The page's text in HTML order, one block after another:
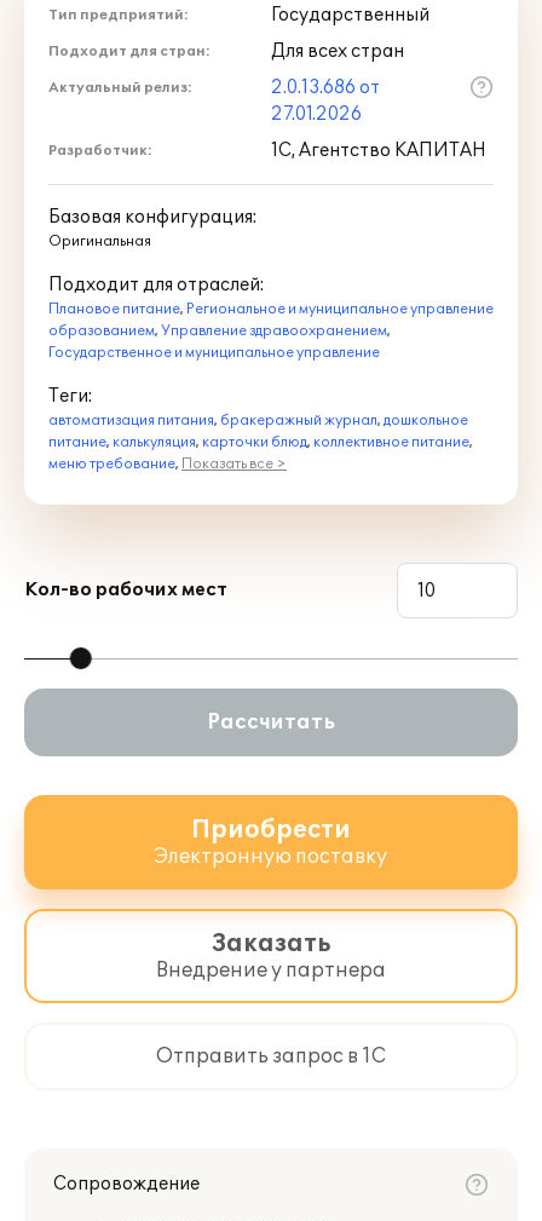
1С:Предприятие 8.3. Руководство
администратора
1С:Предприятие 8.3. Руководство
пользователя
1С:Предприятие 8.3. Руководство
разработчика
Документация по платформе
"1С:Предприятие 8" и конфигурации
доступна пользователям, при наличии
действующего договора
Информационно-технологического
сопровождения (1С:ИТС), на сайте
its.1c.ru
Документация и ее обновления для
продуктов, содержащих конфигурацию
"Плановое питание КОРП ", доступны
при соблюдении условий
сопровождения.
Тип предприятий: Государственный
Подходит для стран: Для всех стран
Актуальный релиз:
2.0.13.686 от
27.01.2026
Разработчик: 1С, Агентство КАПИТАН
Базовая конфигурация:
Оригинальная
Подходит для отраслей:
Плановое питание, Региональное и муниципальное управление
образованием, Управление здравоохранением,
Государственное и муниципальное управление
Теги:
автоматизация питания, бракеражный журнал, дошкольное
питание, калькуляция, карточки блюд, коллективное питание,
меню требование, Показать все >
Кол-во рабочих мест
Рассчитать
Приобрести
Электронную поставку
Заказать
Внедрение у партнера
Отправить запрос в 1С
Сопровождение